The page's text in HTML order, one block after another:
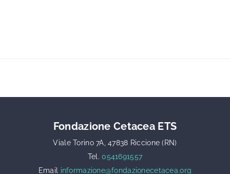
Fondazione Cetacea ETS
Viale Torino 7A, 47838 Riccione (RN)
Tel.0541691557
Email informazione@fondazionecetacea.org